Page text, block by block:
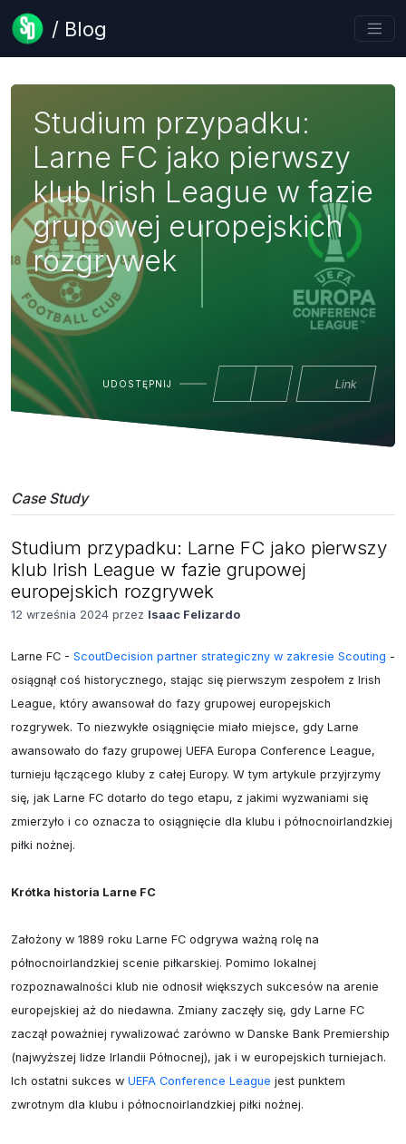
/ Blog
Studium przypadku:
Larne FC jako pierwszy
klub Irish League w fazie
grupowej europejskich
rozgrywek
UDOSTĘPNIJ Link
Case Study
Studium przypadku: Larne FC jako pierwszy
klub Irish League w fazie grupowej
europejskich rozgrywek
12 września 2024 przez Isaac Felizardo
Larne FC - ScoutDecision partner strategiczny w zakresie Scouting -
osiągnął coś historycznego, stając się pierwszym zespołem z Irish
League, który awansował do fazy grupowej europejskich
rozgrywek. To niezwykłe osiągnięcie miało miejsce, gdy Larne
awansowało do fazy grupowej UEFA Europa Conference League,
turnieju łączącego kluby z całej Europy. W tym artykule przyjrzymy
się, jak Larne FC dotarło do tego etapu, z jakimi wyzwaniami się
zmierzyło i co oznacza to osiągnięcie dla klubu i północnoirlandzkiej
piłki nożnej.
Krótka historia Larne FC
Założony w 1889 roku Larne FC odgrywa ważną rolę na
północnoirlandzkiej scenie piłkarskiej. Pomimo lokalnej
rozpoznawalności klub nie odnosił większych sukcesów na arenie
europejskiej aż do niedawna. Zmiany zaczęły się, gdy Larne FC
zaczął poważniej rywalizować zarówno w Danske Bank Premiership
(najwyższej lidze Irlandii Północnej), jak i w europejskich turniejach.
Ich ostatni sukces w UEFA Conference League jest punktem
zwrotnym dla klubu i północnoirlandzkiej piłki nożnej.